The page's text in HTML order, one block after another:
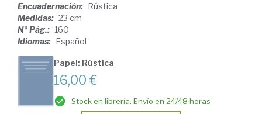
Encuadernación: Rústica
Medidas: 23 cm
Nº Pág.: 160
Idiomas: Español
Papel: Rústica
16,00 €
Stock en librería. Envío en 24/48 horas